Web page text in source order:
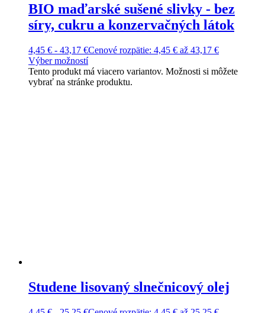
BIO maďarské sušené slivky - bez
síry, cukru a konzervačných látok
4,45 € - 43,17 €Cenové rozpätie: 4,45 € až 43,17 €
Výber možností
Tento produkt má viacero variantov. Možnosti si môžete
vybrať na stránke produktu.
Studene lisovaný slnečnicový olej